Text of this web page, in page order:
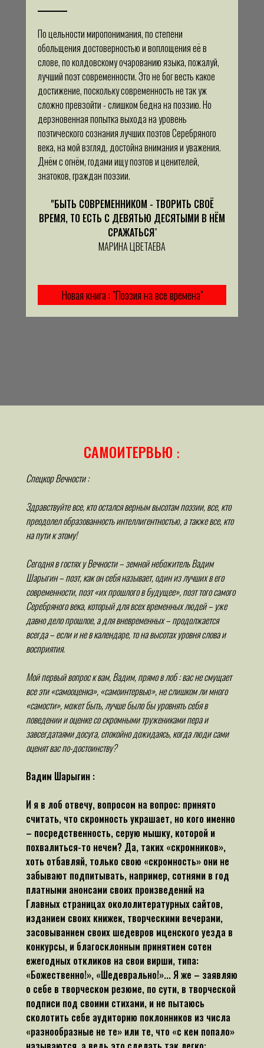
По цельности миропонимания, по степени
обольщения достоверностью и воплощения её в
слове, по колдовскому очарованию языка, пожалуй,
лучший поэт современности. Это не бог весть какое
достижение, поскольку современность не так уж
сложно превзойти - слишком бедна на поэзию. Но
дерзновенная попытка выхода на уровень
поэтического сознания лучших поэтов Серебряного
века, на мой взгляд, достойна внимания и уважения.
Днём с огнём, годами ищу поэтов и ценителей,
знатоков, граждан поэзии.
"БЫТЬ СОВРЕМЕННИКОМ - ТВОРИТЬ СВОЁ
ВРЕМЯ, ТО ЕСТЬ С ДЕВЯТЬЮ ДЕСЯТЫМИ В НЁМ
СРАЖАТЬСЯ"
МАРИНА ЦВЕТАЕВА
Новая книга : "Поэзия на все времена"
САМОИТЕРВЬЮ :
Спецкор Вечности :
Здравствуйте все, кто остался верным высотам поэзии, все, кто
преодолел образованность интеллигентностью, а также все, кто
на пути к этому!
Сегодня в гостях у Вечности – земной небожитель Вадим
Шарыгин – поэт, как он себя называет, один из лучших в его
современности, поэт «их прошлого в будущее», поэт того самого
Серебряного века, который для всех временных людей – уже
давно дело прошлое, а для вневременных – продолжается
всегда – если и не в календаре, то на высотах уровня слова и
восприятия.
Мой первый вопрос к вам, Вадим, прямо в лоб : вас не смущает
все эти «самооценка», «самоинтервью», не слишком ли много
«самости», может быть, лучше было бы уровнять себя в
поведении и оценке со скромными тружениками пера и
завсегдатаями досуга, спокойно дожидаясь, когда люди сами
оценят вас по-достоинству?
Вадим Шарыгин :
И я в лоб отвечу, вопросом на вопрос: принято
считать, что скромность украшает, но кого именно
– посредственность, серую мышку, которой и
похвалиться-то нечем? Да, таких «скромников»,
хоть отбавляй, только свою «скромность» они не
забывают подпитывать, например, сотнями в год
платными анонсами своих произведений на
Главных страницах окололитературных сайтов,
изданием своих книжек, творческими вечерами,
засовыванием своих шедевров мценского уезда в
конкурсы, и благосклонным принятием сотен
ежегодных откликов на свои вирши, типа:
«Божественно!», «Шедеврально!»... Я же – заявляю
о себе в творческом резюме, по сути, в творческой
подписи под своими стихами, и не пытаюсь
сколотить себе аудиторию поклонников из числа
«разнообразные не те» или те, что «с кем попало»